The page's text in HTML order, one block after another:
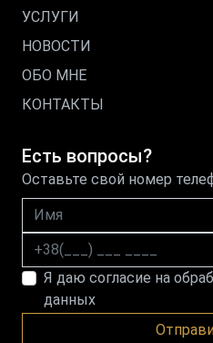
УСЛУГИ
НОВОСТИ
ОБО МНЕ
КОНТАКТЫ
Есть вопросы?
Оставьте свой номер
Имя
Номер телефона
Я даю согласие на
данных